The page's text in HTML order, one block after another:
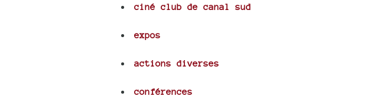
ciné club de canal sud
expos
actions diverses
conférences